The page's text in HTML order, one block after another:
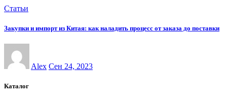
Статьи
Закупки и импорт из Китая: как наладить процесс от заказа до поставки
Alex Сен 24, 2023
Каталог